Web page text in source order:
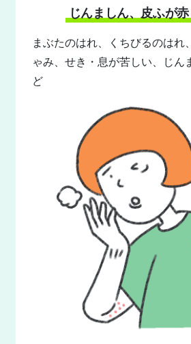
じんましん、皮ふが
まぶたのはれ、くちびるのはれ
ゃみ、せき・息が苦しい、じん
ど